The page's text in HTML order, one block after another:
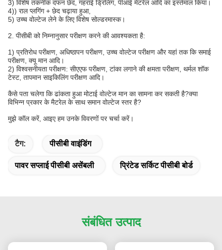
3) विशेष तकनीक दफन छेद, गहराई ड्रिलिंग, पीआई मेटरेल आदि का इस्तेमाल किया।
4)) राल प्लगिंग + छेद चढ़ाया हुआ,
5) उच्च वोल्टेज लेने के लिए विशेष सोल्डरमास्क।
2. पीसीबी को निम्नानुसार परीक्षण करने की आवश्यकता है:
1) प्रतिरोध परीक्षण, अधिष्ठापन परीक्षण, उच्च वोल्टेज परीक्षण और यहां तक ​​कि समाई
परीक्षण, क्यू मान आदि।
2) विश्वसनीयता परीक्षण: सीएएफ परीक्षण, टांका लगाने की क्षमता परीक्षण, थर्मल शॉक
टेस्ट, तापमान साइकिलिंग परीक्षण आदि।
कैसे पता चलेगा कि ढांकता हुआ मोटाई वोल्टेज मान का सामना कर सकती है?क्या
विभिन्न प्रकार के मैटरेल के साथ समान वोल्टेज स्तर है?
मुझे कॉल करें, आइए हम उनके विवरणों पर चर्चा करें।
टैग: पीसीबी वाइंडिंग
पावर सप्लाई पीसीबी असेंबली प्रिंटेड सर्किट पीसीबी बोर्ड
संबंधित उत्पाद